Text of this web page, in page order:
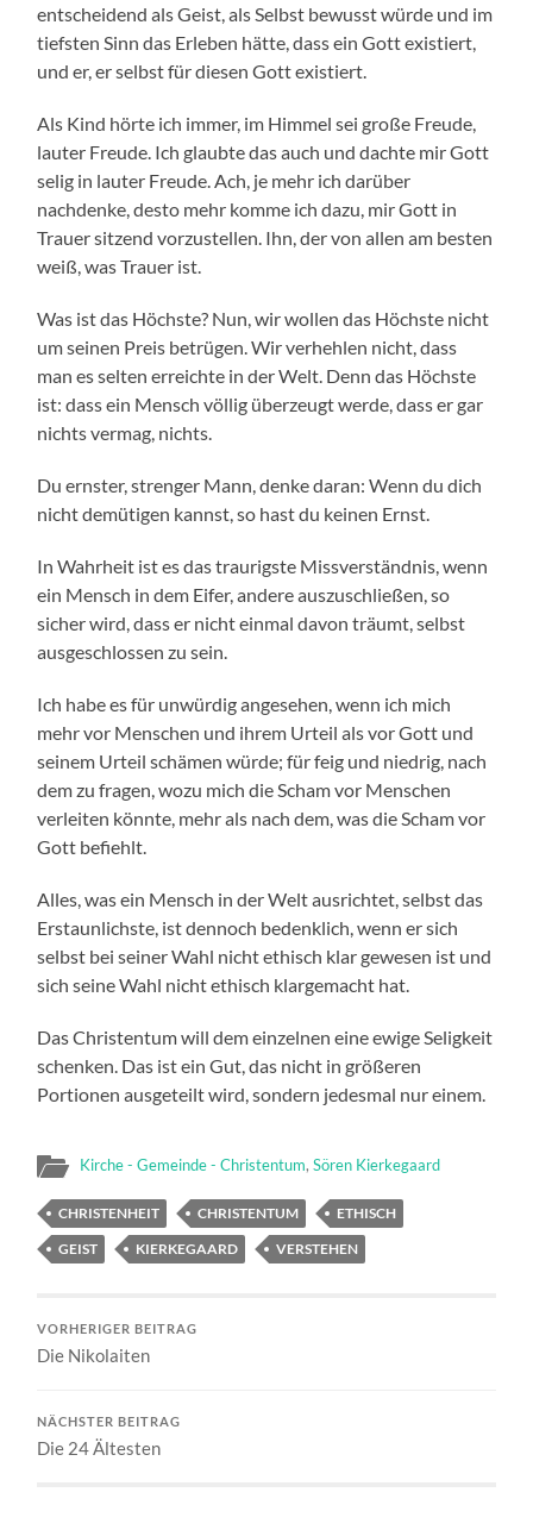
entscheidend als Geist, als Selbst bewusst würde und im
tiefsten Sinn das Erleben hätte, dass ein Gott existiert,
und er, er selbst für diesen Gott existiert.
Als Kind hörte ich immer, im Himmel sei große Freude,
lauter Freude. Ich glaubte das auch und dachte mir Gott
selig in lauter Freude. Ach, je mehr ich darüber
nachdenke, desto mehr komme ich dazu, mir Gott in
Trauer sitzend vorzustellen. Ihn, der von allen am besten
weiß, was Trauer ist.
Was ist das Höchste? Nun, wir wollen das Höchste nicht
um seinen Preis betrügen. Wir verhehlen nicht, dass
man es selten erreichte in der Welt. Denn das Höchste
ist: dass ein Mensch völlig überzeugt werde, dass er gar
nichts vermag, nichts.
Du ernster, strenger Mann, denke daran: Wenn du dich
nicht demütigen kannst, so hast du keinen Ernst.
In Wahrheit ist es das traurigste Missverständnis, wenn
ein Mensch in dem Eifer, andere auszuschließen, so
sicher wird, dass er nicht einmal davon träumt, selbst
ausgeschlossen zu sein.
Ich habe es für unwürdig angesehen, wenn ich mich
mehr vor Menschen und ihrem Urteil als vor Gott und
seinem Urteil schämen würde; für feig und niedrig, nach
dem zu fragen, wozu mich die Scham vor Menschen
verleiten könnte, mehr als nach dem, was die Scham vor
Gott befiehlt.
Alles, was ein Mensch in der Welt ausrichtet, selbst das
Erstaunlichste, ist dennoch bedenklich, wenn er sich
selbst bei seiner Wahl nicht ethisch klar gewesen ist und
sich seine Wahl nicht ethisch klargemacht hat.
Das Christentum will dem einzelnen eine ewige Seligkeit
schenken. Das ist ein Gut, das nicht in größeren
Portionen ausgeteilt wird, sondern jedesmal nur einem.
Kirche - Gemeinde - Christentum,Sören Kierkegaard
CHRISTENHEIT CHRISTENTUM
ETHISCH
GEIST
KIERKEGAARD VERSTEHEN
VORHERIGER BEITRAG
Die Nikolaiten
NÄCHSTER BEITRAG
Die 24 Ältesten